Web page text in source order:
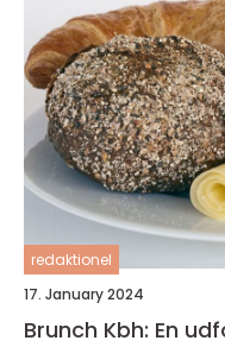
redaktionel
17. January 2024
Brunch Kbh: En